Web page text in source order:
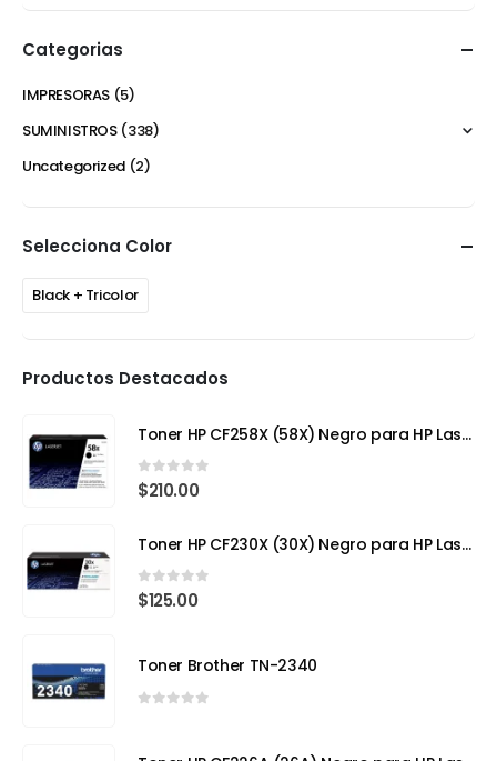
Categorias
IMPRESORAS (5)
SUMINISTROS (338)
Uncategorized (2)
Selecciona Color
Black + Tricolor
Productos Destacados
Toner HP CF258X (58X) Negro para HP LaserJet Pro
0out of 5
$210.00
Toner HP CF230X (30X) Negro para HP LaserJet Pro
0out of 5
$125.00
Toner Brother TN-2340